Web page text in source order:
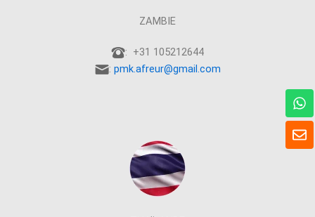
ZAMBIE
: +31 105212644
: pmk.afreur@gmail.com
E
n
W
h
a
t
s